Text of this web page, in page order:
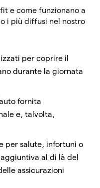
e come funzionano a
i più diffusi nel nostro
per coprire il
durante la giornata
fornita
e, talvolta,
per salute, infortuni o
al di là del
assicurazioni